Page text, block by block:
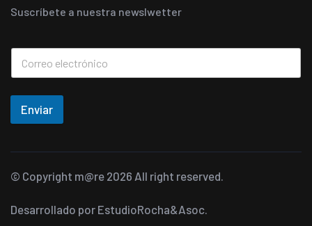
Suscríbete a nuestra newslwetter
Enviar
© Copyright m@re 2026 All right reserved.
Desarrollado por EstudioRocha&Asoc.